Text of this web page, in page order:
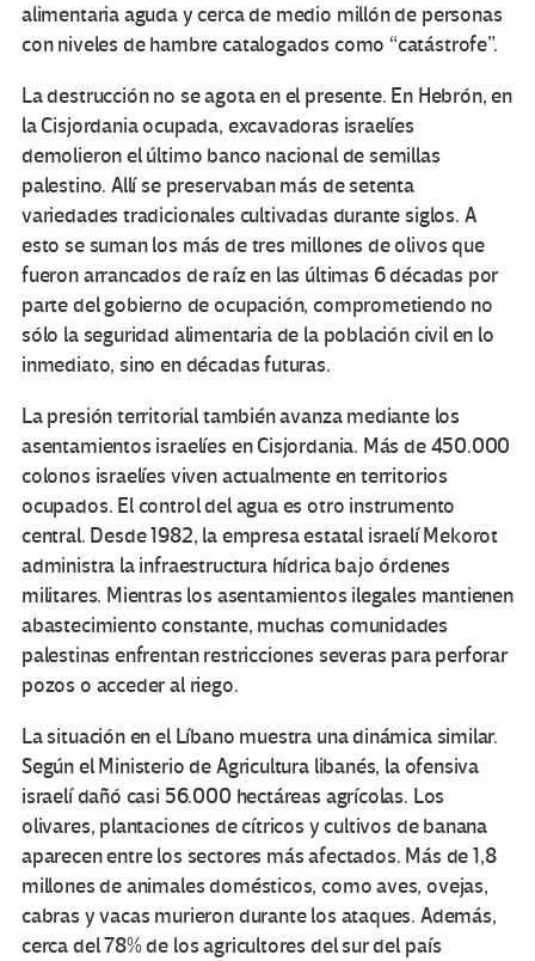
alimentaria aguda y cerca de medio millón de personas
con niveles de hambre catalogados como “catástrofe”.
La destrucción no se agota en el presente. En Hebrón, en
la Cisjordania ocupada, excavadoras israelíes
demolieron el último banco nacional de semillas
palestino. Allí se preservaban más de setenta
variedades tradicionales cultivadas durante siglos. A
esto se suman los más de tres millones de olivos que
fueron arrancados de raíz en las últimas 6 décadas por
parte del gobierno de ocupación, comprometiendo no
sólo la seguridad alimentaria de la población civil en lo
inmediato, sino en décadas futuras.
La presión territorial también avanza mediante los
asentamientos israelíes en Cisjordania. Más de 450.000
colonos israelíes viven actualmente en territorios
ocupados. El control del agua es otro instrumento
central. Desde 1982, la empresa estatal israelí Mekorot
administra la infraestructura hídrica bajo órdenes
militares. Mientras los asentamientos ilegales mantienen
abastecimiento constante, muchas comunidades
palestinas enfrentan restricciones severas para perforar
pozos o acceder al riego.
La situación en el Líbano muestra una dinámica similar.
Según el Ministerio de Agricultura libanés, la ofensiva
israelí dañó casi 56.000 hectáreas agrícolas. Los
olivares, plantaciones de cítricos y cultivos de banana
aparecen entre los sectores más afectados. Más de 1,8
millones de animales domésticos, como aves, ovejas,
cabras y vacas murieron durante los ataques. Además,
cerca del 78% de los agricultores del sur del país